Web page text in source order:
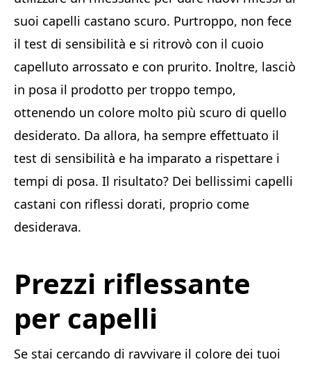
suoi capelli castano scuro. Purtroppo, non fece
il test di sensibilità e si ritrovò con il cuoio
capelluto arrossato e con prurito. Inoltre, lasciò
in posa il prodotto per troppo tempo,
ottenendo un colore molto più scuro di quello
desiderato. Da allora, ha sempre effettuato il
test di sensibilità e ha imparato a rispettare i
tempi di posa. Il risultato? Dei bellissimi capelli
castani con riflessi dorati, proprio come
desiderava.
Prezzi riflessante
per capelli
Se stai cercando di ravvivare il colore dei tuoi